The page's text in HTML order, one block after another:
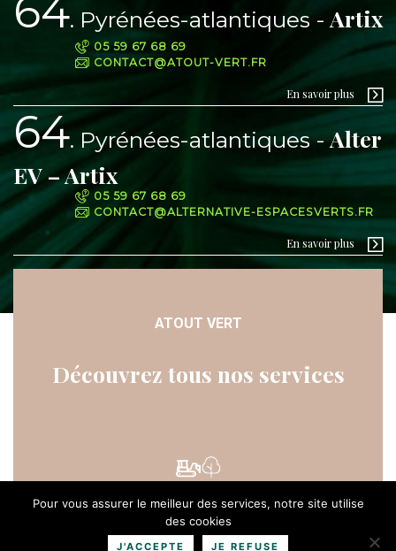
64 Pyrénées-atlantiques Artix
05 59 67 68 69
CONTACT@ATOUT-VERT.FR
En savoir plus
64 Pyrénées-atlantiques Alter
EV – Artix
05 59 67 68 69
CONTACT@ALTERNATIVE-ESPACESVERTS.FR
En savoir plus
ATOUT VERT
Découvrez tous nos services
Fauchage, broyage et débroussaillage forestier
Pour vous assurer le meilleur des services, notre site utilise
des cookies
J'ACCEPTE JE REFUSE